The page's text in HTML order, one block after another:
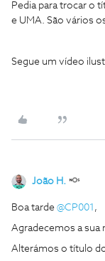
Pedia para trocar o
e UMA. São vários
Segue um vídeo
João H.
Boa tarde ​ @CP001 ,
Agradecemos a sua
Alterámos o título